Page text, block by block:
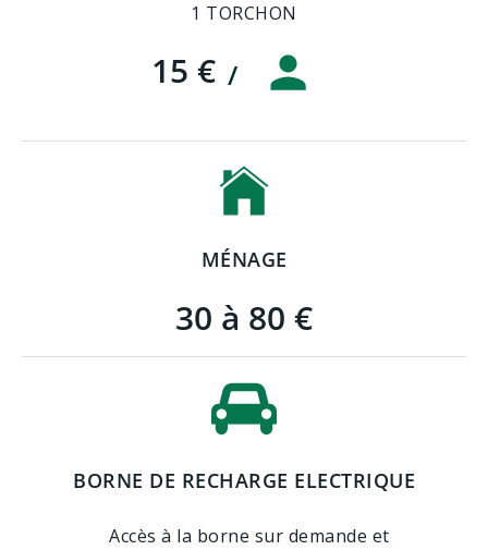
1 TORCHON
15 € /
MÉNAGE
30 à 80 €
BORNE DE RECHARGE ELECTRIQUE
Accès à la borne sur demande et